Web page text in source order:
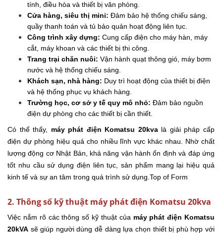
tính, điều hòa và thiết bị văn phòng.
Cửa hàng, siêu thị mini: Đảm bảo hệ thống chiếu sáng,
quầy thanh toán và tủ bảo quản hoạt động liên tục.
Công trình xây dựng: Cung cấp điện cho máy hàn, máy
cắt, máy khoan và các thiết bị thi công.
Trang trại chăn nuôi: Vận hành quạt thông gió, máy bơm
nước và hệ thống chiếu sáng.
Khách sạn, nhà hàng: Duy trì hoạt động của thiết bị điện
và hệ thống phục vụ khách hàng.
Trường học, cơ sở y tế quy mô nhỏ: Đảm bảo nguồn
điện dự phòng cho các thiết bị cần thiết.
Có thể thấy, máy phát điện Komatsu 20kvalà giải pháp cấp
điện dự phòng hiệu quả cho nhiều lĩnh vực khác nhau. Nhờ chất
lượng động cơ Nhật Bản, khả năng vận hành ổn định và đáp ứng
tốt nhu cầu sử dụng điện liên tục, sản phẩm mang lại hiệu quả
kinh tế và sự an tâm trong quá trình sử dụng.Top of Form
2. Thông số kỹ thuật máy phát điện Komatsu 20kva
Việc nắm rõ các thông số kỹ thuật của máy phát điện Komatsu
20kVA sẽ giúp người dùng dễ dàng lựa chọn thiết bị phù hợp với